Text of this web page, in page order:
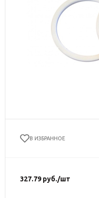
В ИЗБРАННОЕ
327.79 руб./шт